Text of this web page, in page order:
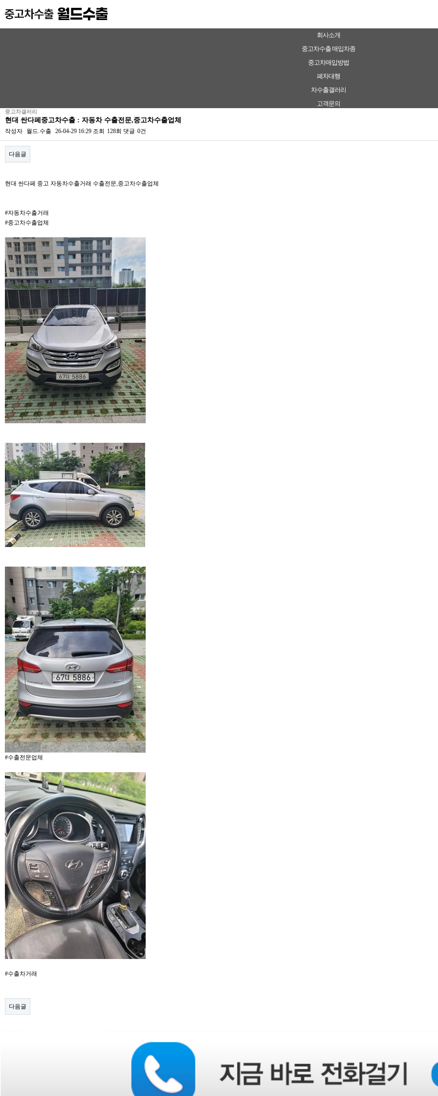
회사소개
중고차수출 매입차종
중고차매입방법
폐차대행
차수출갤러리
고객문의
중고차갤러리
현대 싼다페중고차수출 : 자동차 수출전문,중고차수출업체
작성자 월드.수출 26-04-29 16:29 조회 128회 댓글 0건
다음글
현대 싼다페 중고 자동차수출거래 수출전문,중고차수출업체
#자동차수출거래
#중고차수출업체
#수출전문업체
#수출차거래
다음글